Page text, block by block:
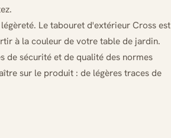
Le tabouret d'extérieur Cross est
à la couleur de votre table de jardin.
de sécurité et de qualité des normes
sur le produit : de légères traces de